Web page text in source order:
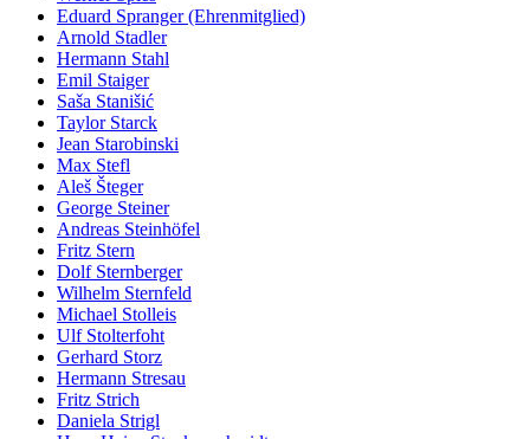
Eduard Spranger (Ehrenmitglied)
Arnold Stadler
Hermann Stahl
Emil Staiger
Saša Stanišić
Taylor Starck
Jean Starobinski
Max Stefl
Aleš Šteger
George Steiner
Andreas Steinhöfel
Fritz Stern
Dolf Sternberger
Wilhelm Sternfeld
Michael Stolleis
Ulf Stolterfoht
Gerhard Storz
Hermann Stresau
Fritz Strich
Daniela Strigl